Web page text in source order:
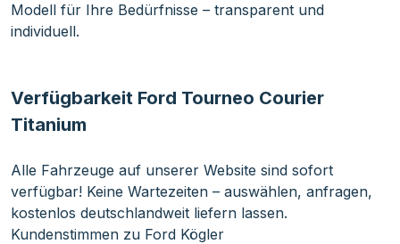
Modell für Ihre Bedürfnisse – transparent und
individuell.
Verfügbarkeit Ford Tourneo Courier
Titanium
Alle Fahrzeuge auf unserer Website sind sofort
verfügbar! Keine Wartezeiten – auswählen, anfragen,
kostenlos deutschlandweit liefern lassen.
Kundenstimmen zu Ford Kögler